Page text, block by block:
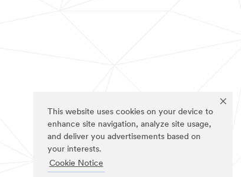
This website uses cookies on your device to
enhance site navigation, analyze site usage,
and deliver you advertisements based on
your interests.
Cookie Notice